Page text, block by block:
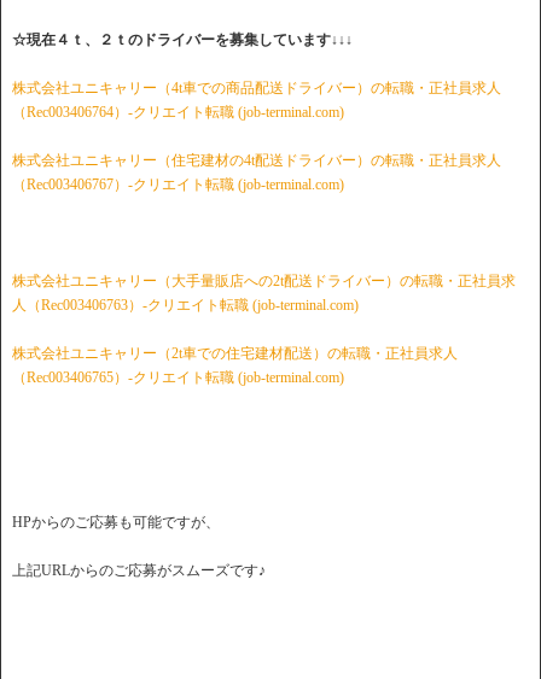
☆現在４ｔ、２ｔのドライバーを募集しています↓↓↓
株式会社ユニキャリー（4t車での商品配送ドライバー）の転職・正社員求人
（Rec003406764）-クリエイト転職 (job-terminal.com)
株式会社ユニキャリー（住宅建材の4t配送ドライバー）の転職・正社員求人
（Rec003406767）-クリエイト転職 (job-terminal.com)
株式会社ユニキャリー（大手量販店への2t配送ドライバー）の転職・正社員求
人（Rec003406763）-クリエイト転職 (job-terminal.com)
株式会社ユニキャリー（2t車での住宅建材配送）の転職・正社員求人
（Rec003406765）-クリエイト転職 (job-terminal.com)
HPからのご応募も可能ですが、
上記URLからのご応募がスムーズです♪